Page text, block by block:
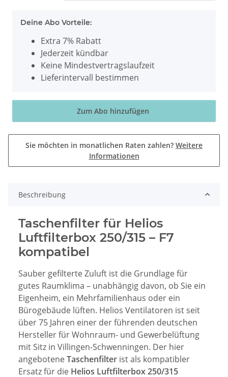
Deine Abo Vorteile:
Extra 7% Rabatt
Jederzeit kündbar
Keine Mindestvertragslaufzeit
Lieferintervall bestimmen
Zum Abo hinzufügen
Sie möchten in monatlichen Raten zahlen? Weitere
Informationen
Beschreibung
Taschenfilter für Helios
Luftfilterbox 250/315 – F7
kompatibel
Sauber gefilterte Zuluft ist die Grundlage für
gutes Raumklima – unabhängig davon, ob Sie ein
Eigenheim, ein Mehrfamilienhaus oder ein
Bürogebäude lüften. Helios Ventilatoren ist seit
über 75 Jahren einer der führenden deutschen
Hersteller für Wohnraum- und Gewerbelüftung
mit Sitz in Villingen-Schwenningen. Der hier
angeboteneTaschenfilter ist als kompatibler
Ersatz für die Helios Luftfilterbox 250/315